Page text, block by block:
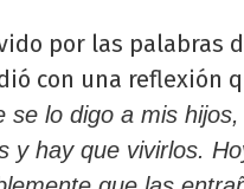
por las palabras
con una reflexión
se lo digo a mis
y hay que vivirlos.